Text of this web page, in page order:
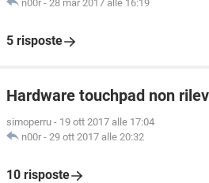
n00r - 28 mar 2017 alle 16:19
5 risposte
Hardware touchpad non
simoperru - 19 ott 2017 alle 17:04
n00r - 29 ott 2017 alle 20:32
10 risposte